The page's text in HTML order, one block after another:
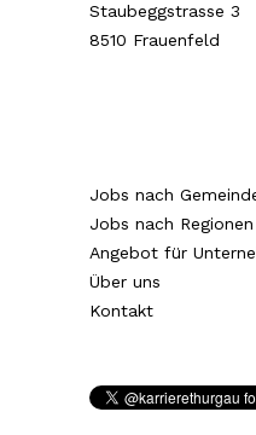
Staubeggstrasse 3
8510 Frauenfeld
Jobs nach
Jobs nach Regionen
Angebot für
Über uns
Kontakt